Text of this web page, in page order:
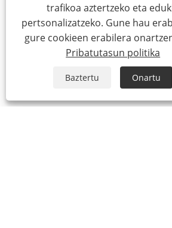
trafikoa aztertzeko eta
pertsonalizatzeko. Gune hau
gure cookieen erabilera
Pribatutasun politika
Baztertu Onartu